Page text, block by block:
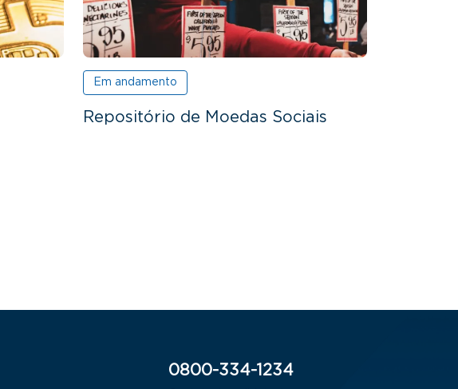
Em andamento
Repositório de Moedas Sociais
0800-334-1234